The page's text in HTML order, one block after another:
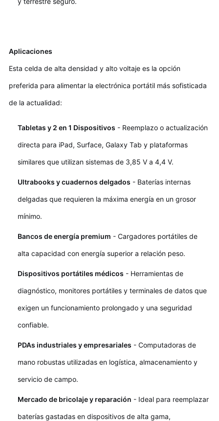
Aplicaciones
Esta celda de alta densidad y alto voltaje es la opción
preferida para alimentar la electrónica portátil más sofisticada
de la actualidad:
Tabletas y 2 en 1 Dispositivos - Reemplazo o actualización
directa para iPad, Surface, Galaxy Tab y plataformas
similares que utilizan sistemas de 3,85 V a 4,4 V.
Ultrabooks y cuadernos delgados - Baterías internas
delgadas que requieren la máxima energía en un grosor
mínimo.
Bancos de energía premium - Cargadores portátiles de
alta capacidad con energía superior a relación peso.
Dispositivos portátiles médicos - Herramientas de
diagnóstico, monitores portátiles y terminales de datos que
exigen un funcionamiento prolongado y una seguridad
confiable.
PDAs industriales y empresariales - Computadoras de
mano robustas utilizadas en logística, almacenamiento y
servicio de campo.
Mercado de bricolaje y reparación - Ideal para reemplazar
baterías gastadas en dispositivos de alta gama,